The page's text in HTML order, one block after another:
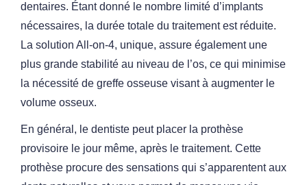
dentaires. Étant donné le nombre limité d’implants
nécessaires, la durée totale du traitement est réduite.
La solution All-on-4, unique, assure également une
plus grande stabilité au niveau de l’os, ce qui minimise
la nécessité de greffe osseuse visantà augmenter le
volume osseux.
En général, le dentiste peut placer la prothèse
provisoire le jour même, après le traitement. Cette
prothèse procure des sensations qui s’apparentent aux